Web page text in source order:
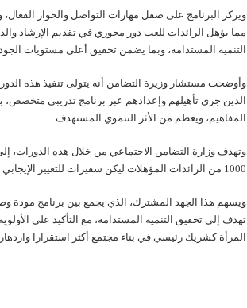
ويركز البرنامج على صقل مهارات التواصل والحوار
مما يؤهل الرائدات للعب دور محوري في تقديم الإرشاد
التنمية المستدامة، وبما يضمن تحقيق أعلى مستويات
وأوضحت مستشار وزيرة التضامن أنه يتولى تنفيذ هذه
الذين جرى تأهيلهم وإعدادهم عبر برنامج تدريبي
المفاهيم، ويعظم من الأثر التنموي المستهدف.
وتهدف وزارة التضامن الاجتماعي من خلال هذه الدورات،
1000 من الرائدات المؤهلات ليكن سفيرات للتغيير الإيجابي ومحورا فاعلا للتوعية والإرشاد في مجتمعاتهن.
ويسهم هذا الجهد المشترك، الذي يجمع بين برنامج مودة
تهدف إلى تحقيق التنمية المستدامة، مع التأكيد على
المرأة كشريك رئيسي في بناء مجتمع أكثر استقرارا